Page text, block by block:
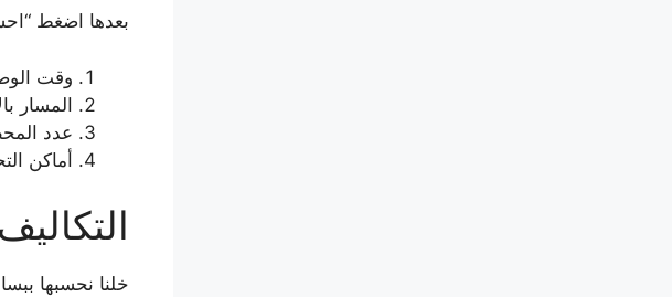
بعدها اضغط
وقت
المسار
عدد
أماكن
خلنا نحسبها